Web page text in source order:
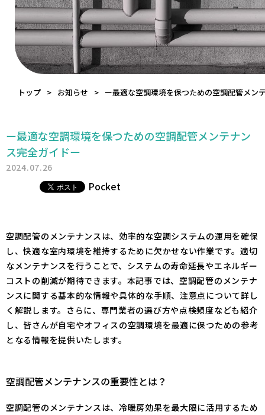
トップ お知らせ ー最適な空調環境を保つための空調配管メン
ー最適な空調環境を保つための空調配管メンテナン
ス完全ガイドー
2024.07.26
Pocket
空調配管のメンテナンスは、効率的な空調システムの運用を確保
し、快適な室内環境を維持するために欠かせない作業です。適切
なメンテナンスを行うことで、システムの寿命延長やエネルギー
コストの削減が期待できます。本記事では、空調配管のメンテナ
ンスに関する基本的な情報や具体的な手順、注意点について詳し
く解説します。さらに、専門業者の選び方や点検頻度なども紹介
し、皆さんが自宅やオフィスの空調環境を最適に保つための参考
となる情報を提供いたします。
空調配管メンテナンスの重要性とは？
空調配管のメンテナンスは、冷暖房効果を最大限に活用するため